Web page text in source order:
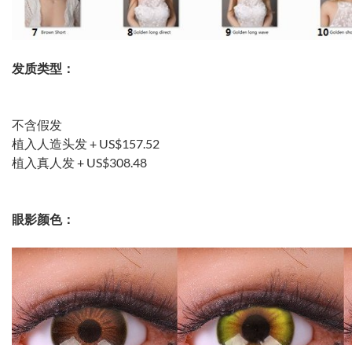
发质类型：
不含假发
植入人造头发 + US$157.52
植入真人发 + US$308.48
眼影颜色：